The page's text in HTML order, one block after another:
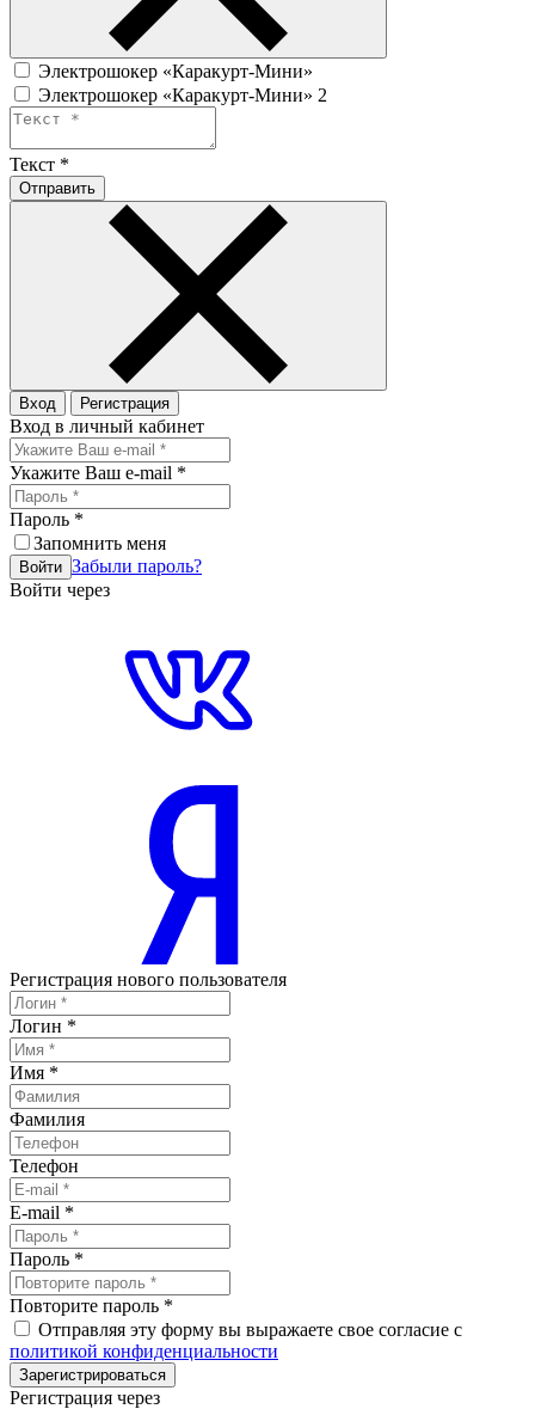
Электрошокер «Каракурт-Мини»
Электрошокер «Каракурт-Мини» 2
Текст *
Отправить
Вход Регистрация
Вход в личный кабинет
Укажите Ваш e-mail *
Пароль *
Запомнить меня
Войти Забыли пароль?
Войти через
Регистрация нового пользователя
Логин *
Имя *
Фамилия
Телефон
E-mail *
Пароль *
Повторите пароль *
Отправляя эту форму вы выражаете свое согласие с
политикой конфиденциальности
Зарегистрироваться
Регистрация через